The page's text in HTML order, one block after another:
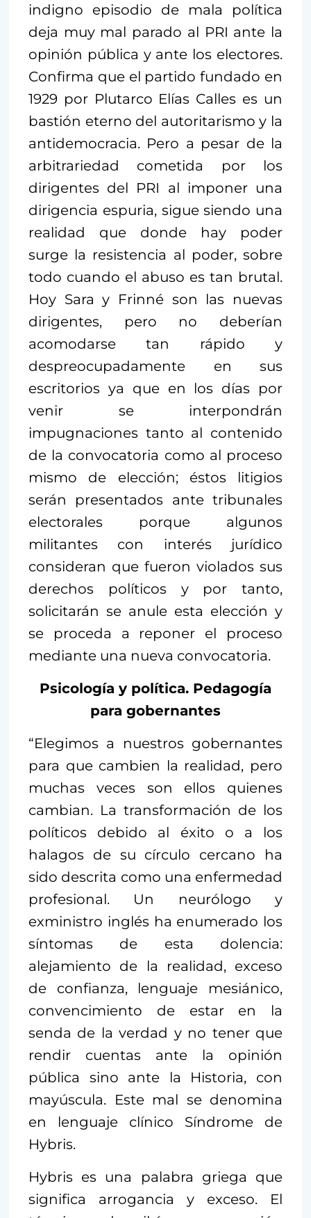
indigno episodio de mala política
deja muy mal parado al PRI ante la
opinión pública y ante los electores.
Confirma que el partido fundado en
1929 por Plutarco Elías Calles es un
bastión eterno del autoritarismo y la
antidemocracia. Pero a pesar de la
arbitrariedad cometida por los
dirigentes del PRI al imponer una
dirigencia espuria, sigue siendo una
realidad que donde hay poder
surge la resistencia al poder, sobre
todo cuando el abuso es tan brutal.
Hoy Sara y Frinné son las nuevas
dirigentes, pero no deberían
acomodarse tan rápido y
despreocupadamente en sus
escritorios ya que en los días por
venir se interpondrán
impugnaciones tanto al contenido
de la convocatoria como al proceso
mismo de elección; éstos litigios
serán presentados ante tribunales
electorales porque algunos
militantes con interés jurídico
consideran que fueron violados sus
derechos políticos y por tanto,
solicitarán se anule esta elección y
se proceda a reponer el proceso
mediante una nueva convocatoria.
Psicología y política. Pedagogía
para gobernantes
“Elegimos a nuestros gobernantes
para que cambien la realidad, pero
muchas veces son ellos quienes
cambian. La transformación de los
políticos debido al éxito o a los
halagos de su círculo cercano ha
sido descrita como una enfermedad
profesional. Un neurólogo y
exministro inglés ha enumerado los
síntomas de esta dolencia:
alejamiento de la realidad, exceso
de confianza, lenguaje mesiánico,
convencimiento de estar en la
senda de la verdad y no tener que
rendir cuentas ante la opinión
pública sino ante la Historia, con
mayúscula. Este mal se denomina
en lenguaje clínico Síndrome de
Hybris.
Hybris es una palabra griega que
significa arrogancia y exceso. El